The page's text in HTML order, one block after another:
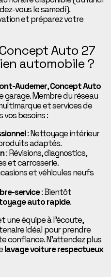
vous le samedi).
et préparez votre
Auto 27
automobile ?
Audemer,Concept Auto
garage. Membre du réseau
et services de
besoins :
: Nettoyage intérieur
adaptés.
: Révisions, diagnostics,
et carrosserie.
et véhicules neufs
service: Bientôt
auto rapide.
une équipe à l’écoute,
idéal pour prendre
confiance. N’attendez plus
lavage voiture respectueux